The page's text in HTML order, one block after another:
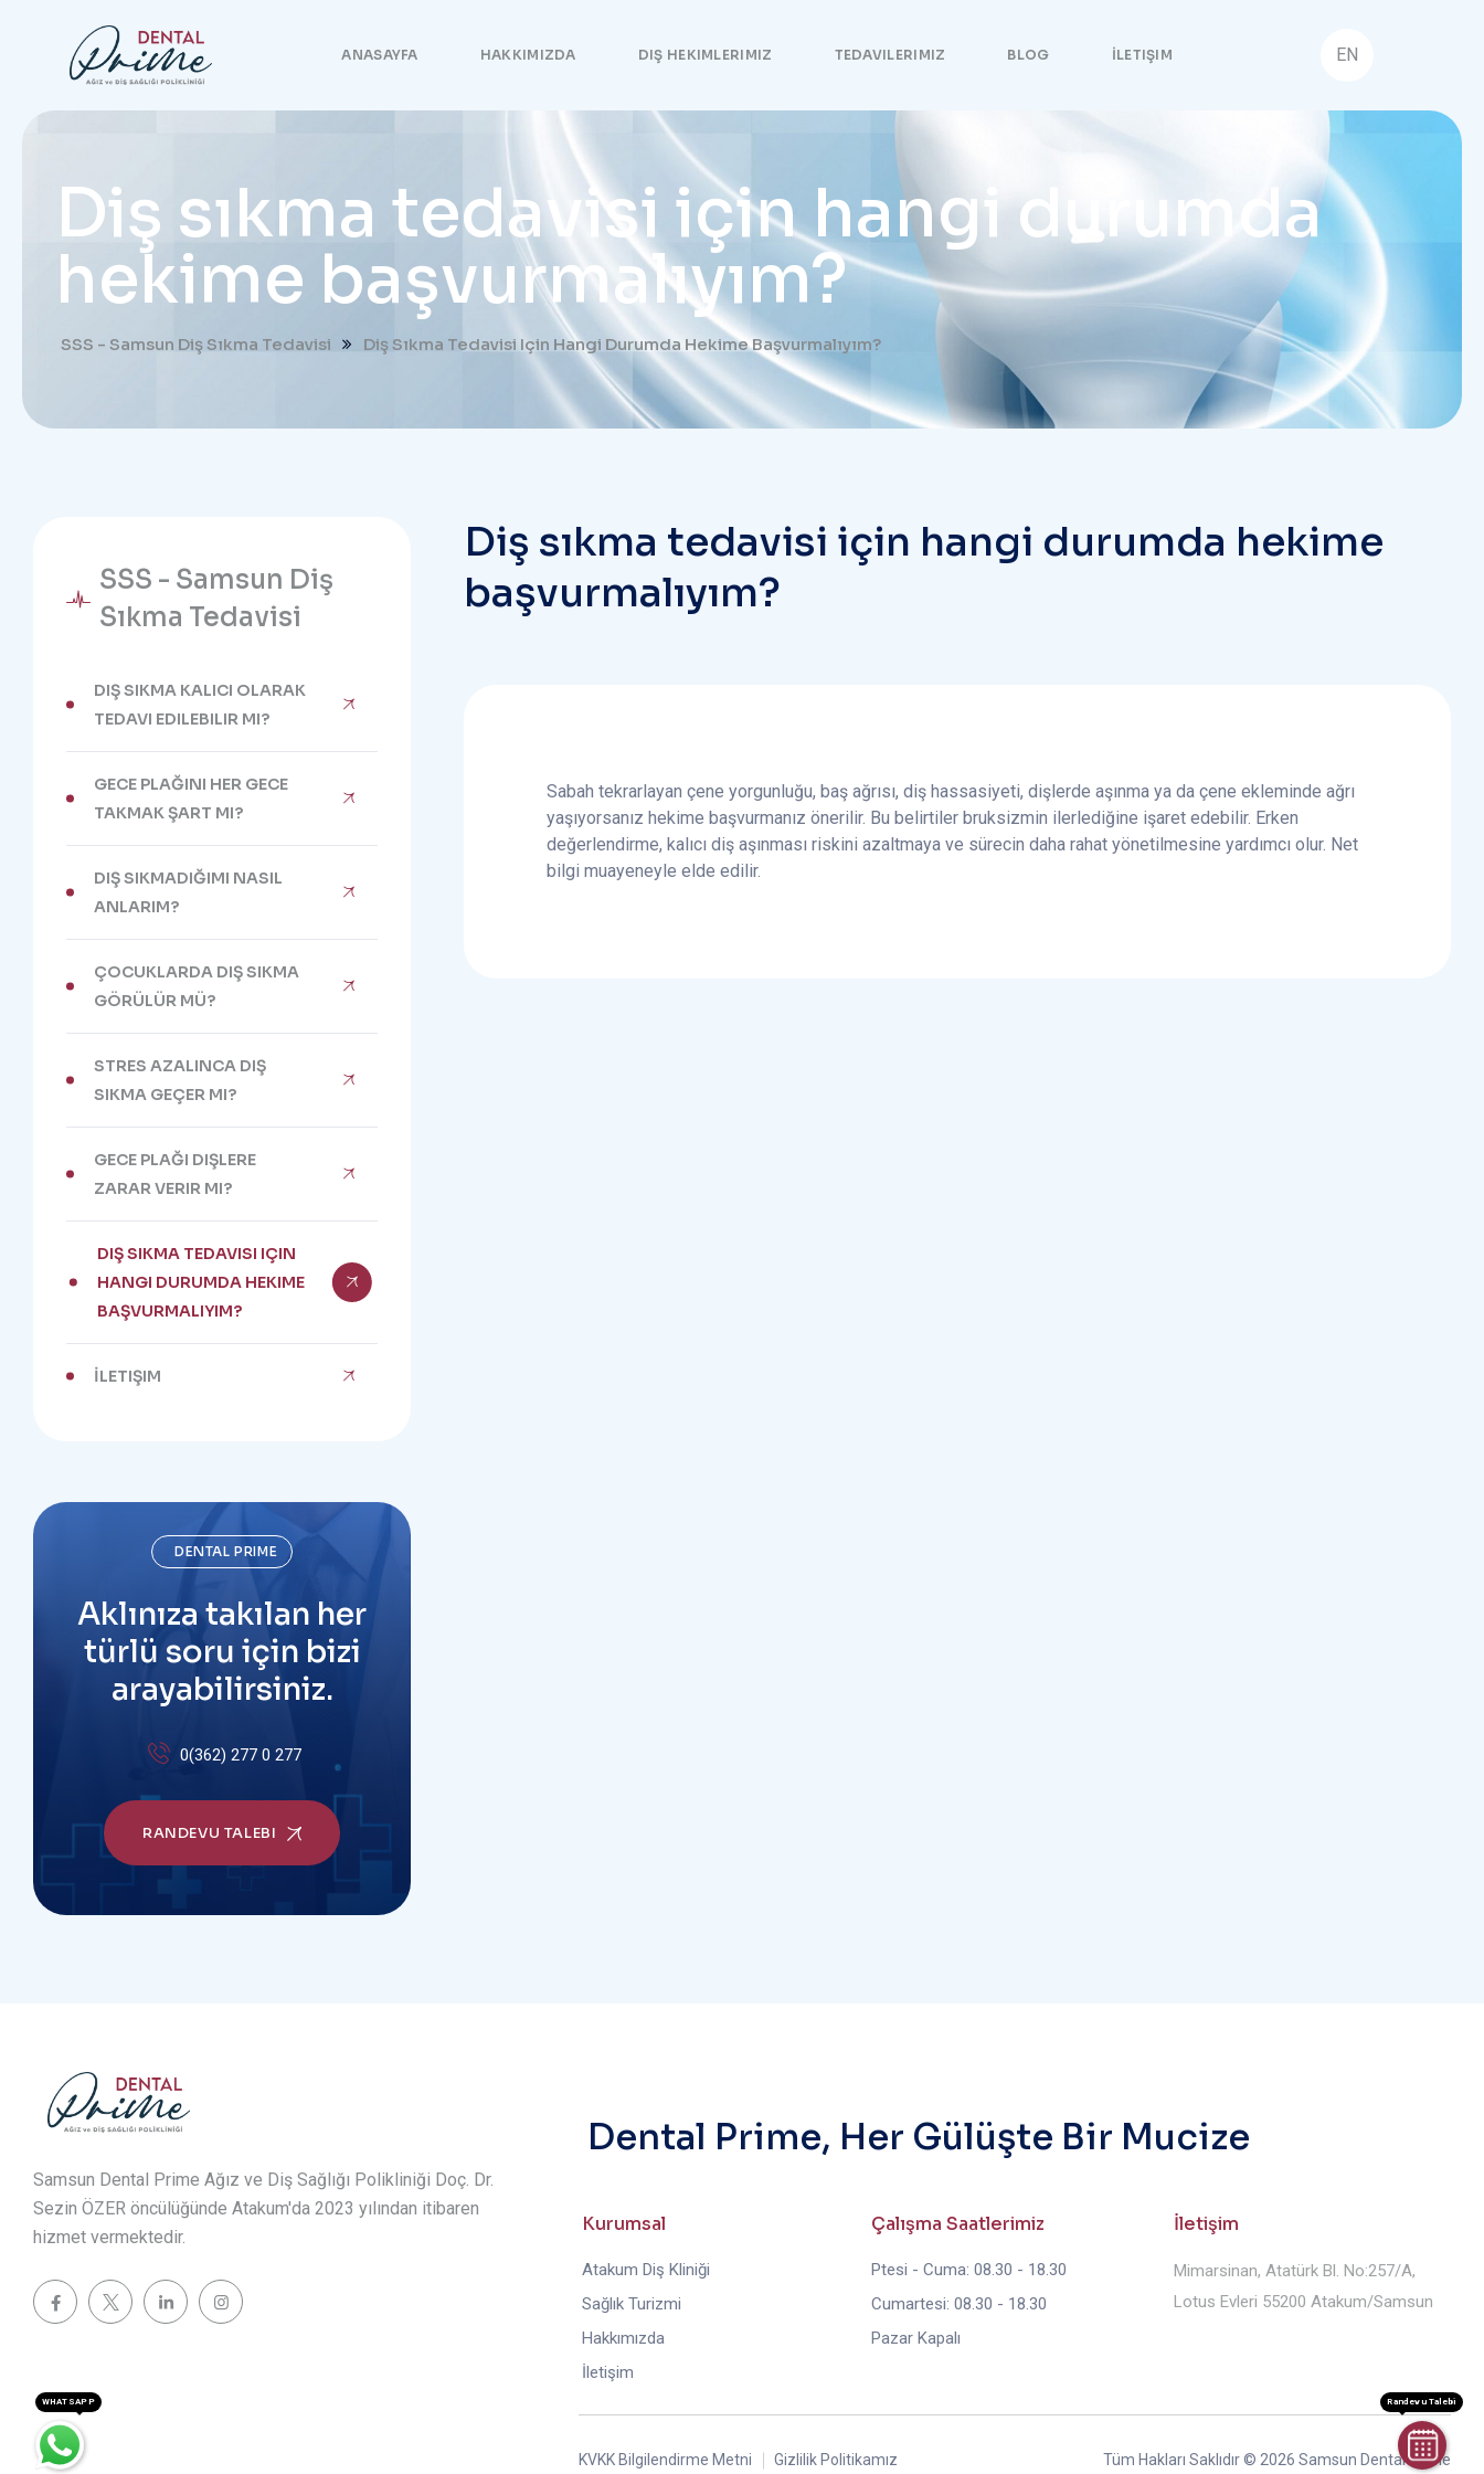
ANASAYFA HAKKIMIZDA DIŞ HEKIMLERIMIZ TEDAVILERIMIZ BLOG İLETIŞIM EN
Diş sıkma tedavisi için hangi durumda
hekime başvurmalıyım?
SSS - Samsun Diş Sıkma Tedavisi Diş Sıkma Tedavisi Için Hangi Durumda Hekime Başvurmalıyım?
Diş sıkma tedavisi için hangi durumda hekime
başvurmalıyım?
Sabah tekrarlayan çene yorgunluğu, baş ağrısı, diş hassasiyeti, dişlerde aşınma ya da çene ekleminde ağrı
yaşıyorsanız hekime başvurmanız önerilir. Bu belirtiler bruksizmin ilerlediğine işaret edebilir. Erken
değerlendirme, kalıcı diş aşınması riskini azaltmaya ve sürecin daha rahat yönetilmesine yardımcı olur. Net
bilgi muayeneyle elde edilir.
SSS - Samsun Diş
Sıkma Tedavisi
DIŞ SIKMA KALICI OLARAK
TEDAVI EDILEBILIR MI?
GECE PLAĞINI HER GECE
TAKMAK ŞART MI?
DIŞ SIKMADIĞIMI NASIL
ANLARIM?
ÇOCUKLARDA DIŞ SIKMA
GÖRÜLÜR MÜ?
STRES AZALINCA DIŞ
SIKMA GEÇER MI?
GECE PLAĞI DIŞLERE
ZARAR VERIR MI?
DIŞ SIKMA TEDAVISI IÇIN
HANGI DURUMDA HEKIME
BAŞVURMALIYIM?
İLETIŞIM
DENTAL PRIME
Aklınıza takılan her
türlü soru için bizi
arayabilirsiniz.
0(362) 277 0 277
RANDEVU TALEBI
Dental Prime, Her Gülüşte Bir Mucize
Samsun Dental Prime Ağız ve Diş Sağlığı Polikliniği Doç. Dr.
Sezin ÖZER öncülüğünde Atakum'da 2023 yılından itibaren
hizmet vermektedir.
Kurumsal
Atakum Diş Kliniği
Sağlık Turizmi
Hakkımızda
İletişim
Çalışma Saatlerimiz
Ptesi - Cuma: 08.30 - 18.30
Cumartesi: 08.30 - 18.30
Pazar Kapalı
İletişim
Mimarsinan, Atatürk Bl. No:257/A,
Lotus Evleri 55200 Atakum/Samsun
Tüm Hakları Saklıdır © 2026 Samsun Dental Prime
KVKK Bilgilendirme Metni Gizlilik Politikamız
WHATSAPP Randevu Talebi